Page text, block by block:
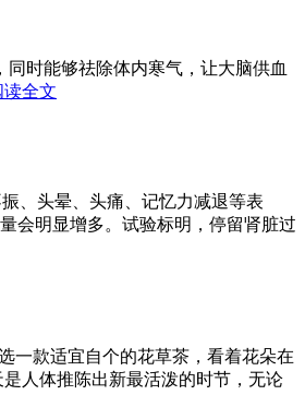
时能够祛除体内寒气，让大脑供血
读全文
头晕、头痛、记忆力减退等表
会明显增多。试验标明，停留肾脏过
一款适宜自个的花草茶，看着花朵在
人体推陈出新最活泼的时节，无论